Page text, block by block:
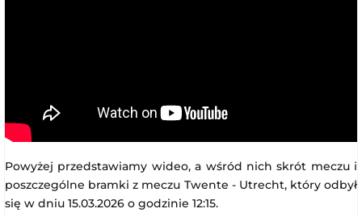
Powyżej przedstawiamy wideo, a wśród nich skrót meczu i
poszczególne bramki z meczu Twente - Utrecht, który odbył
się w dniu 15.03.2026 o godzinie 12:15.